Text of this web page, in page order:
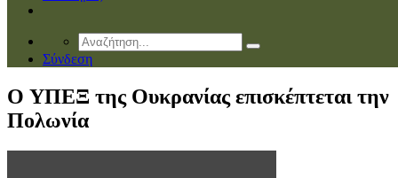
Σύνδεση
O ΥΠΕΞ της Ουκρανίας επισκέπτεται την
Πολωνία